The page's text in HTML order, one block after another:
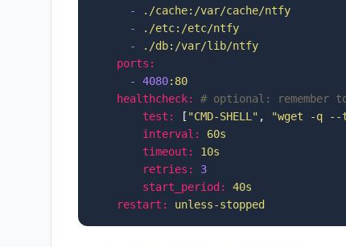
-
./cache:/var/cache/ntfy
-
./etc:/etc/ntfy
-
./db:/var/lib/ntfy
ports:
-
4080:80
healthcheck:
# optional: remember
test:
[ "CMD-SHELL" , "wget -q
interval:
60s
timeout:
10s
retries:
3
start_period:
40s
restart:
unless-stopped